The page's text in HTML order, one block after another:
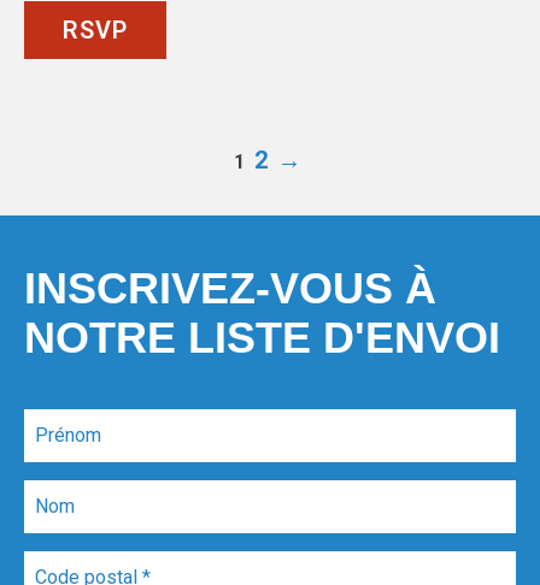
RSVP
1 2 →
INSCRIVEZ-VOUS À
NOTRE LISTE D'ENVOI